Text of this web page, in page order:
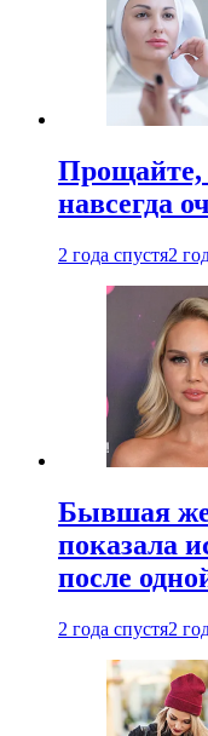
Прощайте,
навсегда
2 года спустя2
Бывшая
показала
после
2 года спустя2